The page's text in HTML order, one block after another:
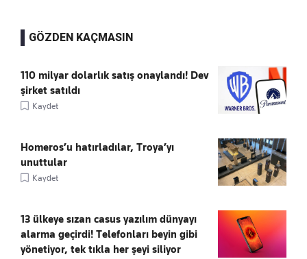
GÖZDEN KAÇMASIN
110 milyar dolarlık satış onaylandı! Dev
şirket satıldı
Kaydet
Homeros’u hatırladılar, Troya’yı
unuttular
Kaydet
13 ülkeye sızan casus yazılım dünyayı
alarma geçirdi! Telefonları beyin gibi
yönetiyor, tek tıkla her şeyi siliyor